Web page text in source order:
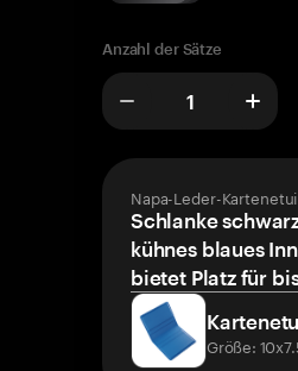
Anzahl der Sätze
Napa-Leder-
Schlanke
kühnes blaues
bietet Platz für
Größe: